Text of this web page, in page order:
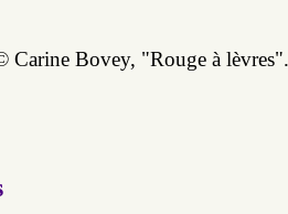
Carine Bovey, "Rouge à